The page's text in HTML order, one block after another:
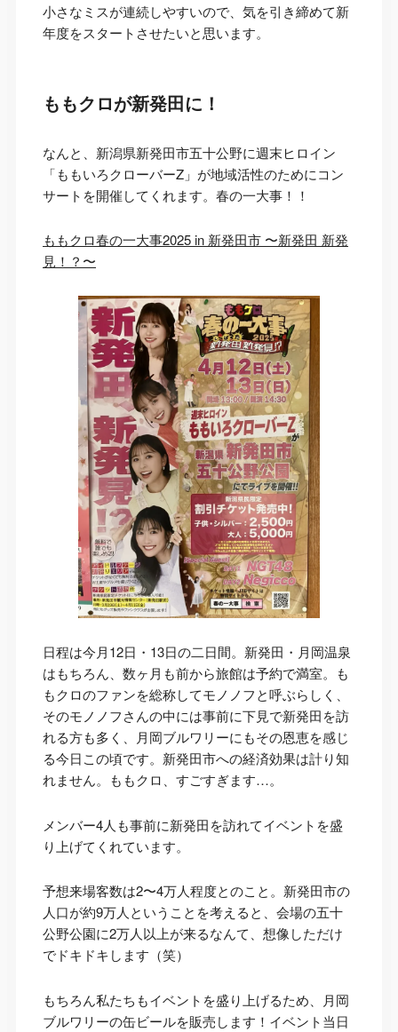
小さなミスが連続しやすいので、気を引き締めて新
年度をスタートさせたいと思います。
ももクロが新発田に！
なんと、新潟県新発田市五十公野に週末ヒロイン
「ももいろクローバーZ」が地域活性のためにコン
サートを開催してくれます。春の一大事！！
ももクロ春の一大事2025 in 新発田市 〜新発田 新発
見！？〜
日程は今月12日・13日の二日間。新発田・月岡温泉
はもちろん、数ヶ月も前から旅館は予約で満室。も
もクロのファンを総称してモノノフと呼ぶらしく、
そのモノノフさんの中には事前に下見で新発田を訪
れる方も多く、月岡ブルワリーにもその恩恵を感じ
る今日この頃です。新発田市への経済効果は計り知
れません。ももクロ、すごすぎます…。
メンバー4人も事前に新発田を訪れてイベントを盛
り上げてくれています。
予想来場客数は2〜4万人程度とのこと。新発田市の
人口が約9万人ということを考えると、会場の五十
公野公園に2万人以上が来るなんて、想像しただけ
でドキドキします（笑）
もちろん私たちもイベントを盛り上げるため、月岡
ブルワリーの缶ビールを販売します！イベント当日